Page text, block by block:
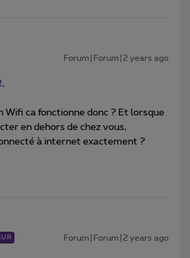
Forum|Forum|2 years ago
,
Wifi ca fonctionne donc ? Et lorsque
en dehors de chez vous,
à internet exactement ?
Forum|Forum|2 years ago